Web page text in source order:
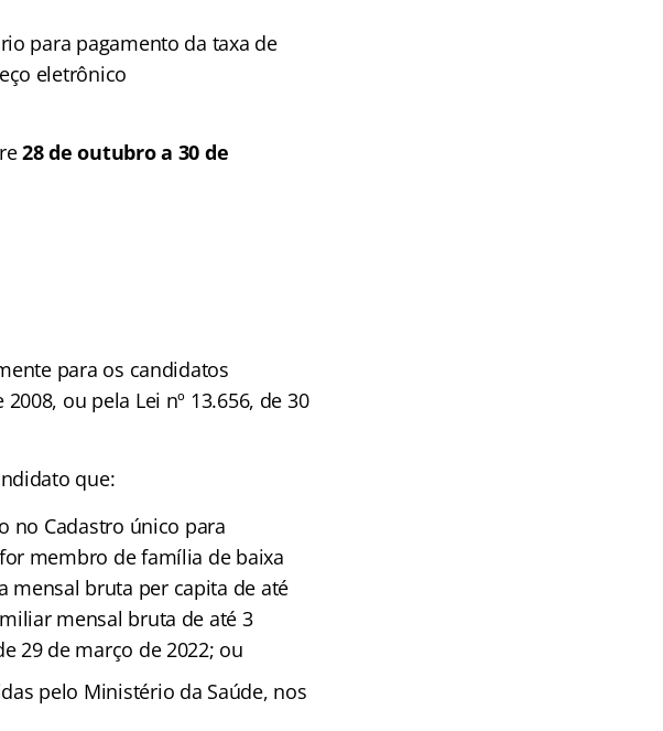
para pagamento da taxa de
eletrônico
28 de outubro a 30 de
para os candidatos
ou pela Lei nº 13.656, de 30
que:
no Cadastro único para
membro de família de baixa
mensal bruta per capita de até
mensal bruta de até 3
29 de março de 2022; ou
pelo Ministério da Saúde, nos